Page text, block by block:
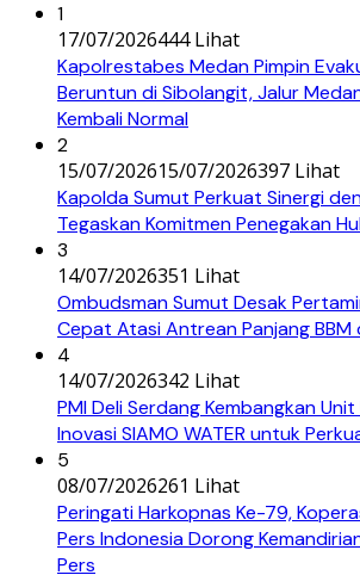
1
17/07/2026444 Lihat
Kapolrestabes Medan Pimpin
Beruntun di Sibolangit, Jalur
Kembali Normal
2
15/07/202615/07/2026397 Lihat
Kapolda Sumut Perkuat Sinergi
Tegaskan Komitmen Penegakan
3
14/07/2026351 Lihat
Ombudsman Sumut Desak
Cepat Atasi Antrean Panjang BBM
4
14/07/2026342 Lihat
PMI Deli Serdang Kembangkan
Inovasi SIAMO WATER untuk
5
08/07/2026261 Lihat
Peringati Harkopnas Ke-79,
Pers Indonesia Dorong
Pers